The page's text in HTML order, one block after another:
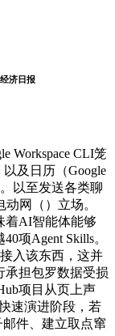
经济日报
Workspace CLI笼
及日历（Google
以至发送各类聊
网（）立场。
着AI智能体能够
项Agent Skills。
入该东西，这并
承担包罗数据受损
项目从页上声
速演进阶段，若
件、建立取点窜